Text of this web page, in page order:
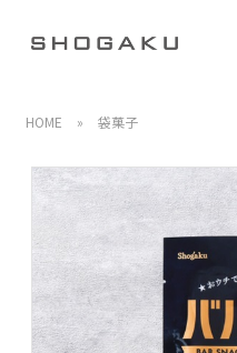
HOME » 袋菓子